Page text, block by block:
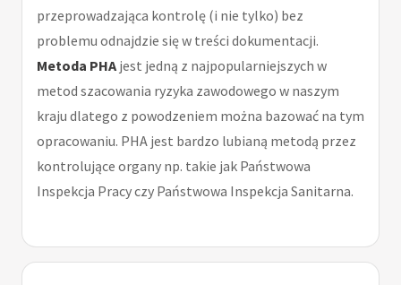
przeprowadzająca kontrolę (i nie tylko) bez
problemu odnajdzie się w treści dokumentacji.
Metoda PHA jest jedną z najpopularniejszych w
metod szacowania ryzyka zawodowego w naszym
kraju dlatego z powodzeniem można bazować na tym
opracowaniu. PHA jest bardzo lubianą metodą przez
kontrolujące organy np. takie jak Państwowa
Inspekcja Pracy czy Państwowa Inspekcja Sanitarna.